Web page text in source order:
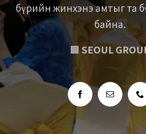
бүрийн жинхэнэ амтыг та
байна.
🏢SEOUL